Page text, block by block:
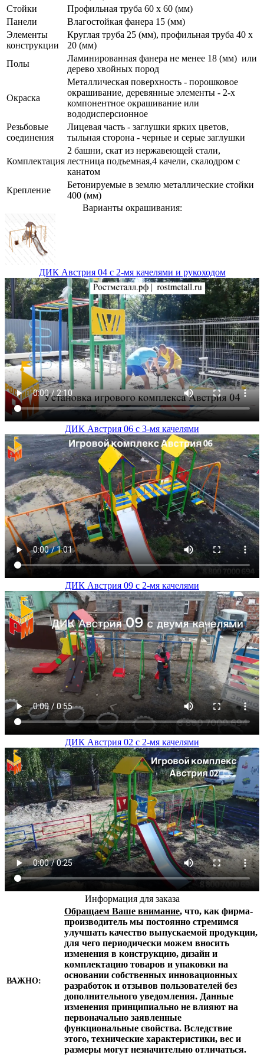
Стойки
Профильная труба 60 х 60 (мм)
Панели
Влагостойкая фанера 15 (мм)
Элементы
конструкции
Круглая труба 25 (мм), профильная труба 40 х
20 (мм)
Полы
Ламинированная фанера не менее 18 (мм) или
дерево хвойных пород
Окраска
Металлическая поверхность - порошковое
окрашивание, деревянные элементы - 2-х
компонентное окрашивание или
вододисперсионное
Резьбовые
соединения
Лицевая часть - заглушки ярких цветов,
тыльная сторона - черные и серые заглушки
Комплектация
2 башни, скат из нержавеющей стали,
лестница подъемная,4 качели, скалодром с
канатом
Крепление
Бетонируемые в землю металлические стойки
400 (мм)
Варианты окрашивания:
ДИК Австрия 04 с 2-мя качелями и рукоходом
ДИК Австрия 06 с 3-мя качелями
ДИК Австрия 09 с 2-мя качелями
ДИК Австрия 02 с 2-мя качелями
Информация для заказа
ВАЖНО:
Обращаем Ваше внимание, что, как фирма-
производитель мы постоянно стремимся
улучшать качество выпускаемой продукции,
для чего периодически можем вносить
изменения в конструкцию, дизайн и
комплектацию товаров и упаковки на
основании собственных инновационных
разработок и отзывов пользователей без
дополнительного уведомления. Данные
изменения принципиально не влияют на
первоначально заявленные
функциональные свойства. Вследствие
этого, технические характеристики, вес и
размеры могут незначительно отличаться.